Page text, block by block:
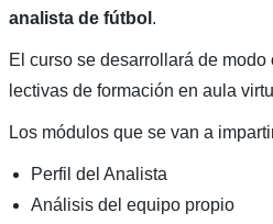
analista de fútbol .
El curso se desarrollará de
lectivas de formación en aula
Los módulos que se van a
Perfil del Analista
Análisis del equipo propio